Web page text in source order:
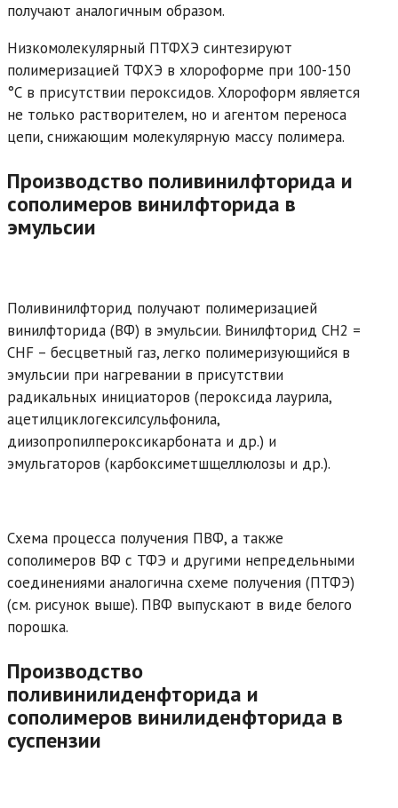
получают аналогичным образом.
Низкомолекулярный ПТФХЭ синтезируют
полимеризацией ТФХЭ в хлороформе при 100-150
°С в присутствии пероксидов. Хлороформ является
не только растворителем, но и агентом переноса
цепи, снижающим молекулярную массу полимера.
Производство поливинилфторида и
сополимеров винилфторида в
эмульсии
Поливинилфторид получают полимеризацией
винилфторида (ВФ) в эмульсии. Винилфторид СН2 =
СНF – бесцветный газ, легко полимеризующийся в
эмульсии при нагревании в присутствии
радикальных инициаторов (пероксида лаурила,
ацетилциклогексилсульфонила,
диизопропилпероксикарбоната и др.) и
эмульгаторов (карбоксиметшщеллюлозы и др.).
Схема процесса получения ПВФ, а также
сополимеров ВФ с ТФЭ и другими непредельными
соединениями аналогична схеме получения (ПТФЭ)
(см. рисунок выше). ПВФ выпускают в виде белого
порошка.
Производство
поливинилиденфторида и
сополимеров винилиденфторида в
суспензии